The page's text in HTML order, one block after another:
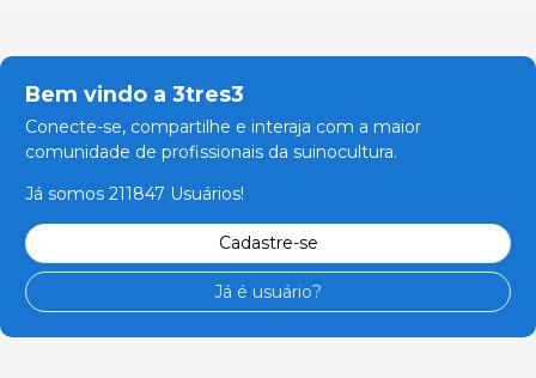
Bem vindo a 3tres3
Conecte-se, compartilhe e interaja com a maior
comunidade de profissionais da suinocultura.
Já somos 211847 Usuários!
Cadastre-se
Já é usuário?